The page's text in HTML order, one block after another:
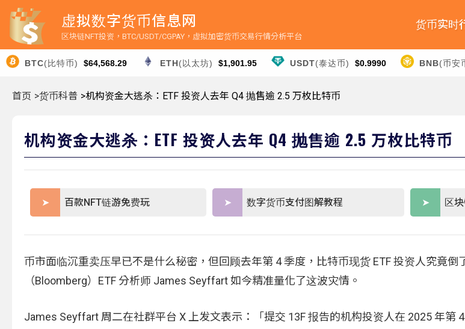
虚拟数字货币信息网
区块链NFT投资，BTC/USDT/CGPAY，虚拟加密货币交易行情分析平台
货币实时
BTC(比特币) $64,568.29 ETH(以太坊) $1,901.95 USDT(泰达币) $0.9990 BNB(币安
首页 >货币科普 >机构资金大逃杀：ETF 投资人去年 Q4 抛售逾 2.5 万枚比特币
机构资金大逃杀：ETF 投资人去年 Q4 抛售逾 2.5 万枚比特币
百款NFT链游免费玩 数字货币支付图解教程 区
币市面临沉重卖压早已不是什么秘密，但回顾去年第 4 季度，比特币现货 ETF 投资人究竟倒
（Bloomberg）ETF 分析师 James Seyffart 如今精准量化了这波灾情。
James Seyffart 周二在社群平台 X 上发文表示：「提交 13F 报告的机构投资人在 2025 年第